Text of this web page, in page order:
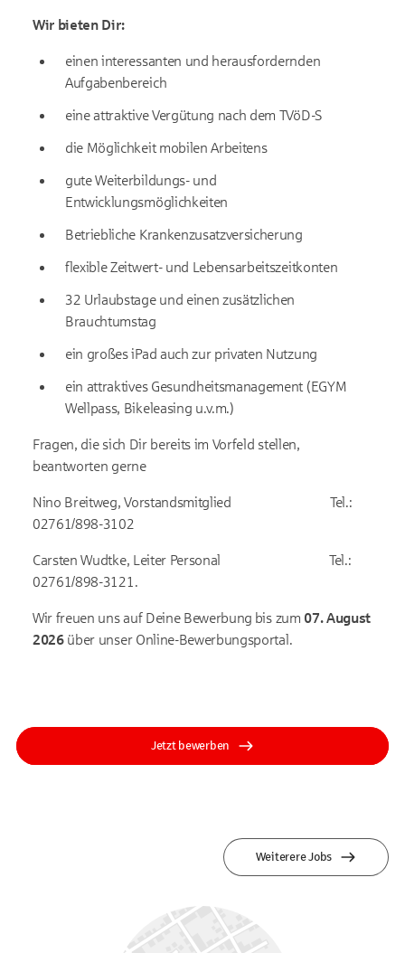
Wir bieten Dir:
einen interessanten und herausfordernden
Aufgabenbereich
eine attraktive Vergütung nach dem TVöD-S
die Möglichkeit mobilen Arbeitens
gute Weiterbildungs- und
Entwicklungsmöglichkeiten
Betriebliche Krankenzusatzversicherung
flexible Zeitwert- und Lebensarbeitszeitkonten
32 Urlaubstage und einen zusätzlichen
Brauchtumstag
ein großes iPad auch zur privaten Nutzung
ein attraktives Gesundheitsmanagement (EGYM
Wellpass, Bikeleasing u.v.m.)
Fragen, die sich Dir bereits im Vorfeld stellen,
beantworten gerne
Nino Breitweg, Vorstandsmitglied Tel.:
02761/898-3102
Carsten Wudtke, Leiter Personal Tel.:
02761/898-3121.
Wir freuen uns auf Deine Bewerbung bis zum 07. August
2026über unser Online-Bewerbungsportal.
Jetzt bewerben
Weiterere Jobs